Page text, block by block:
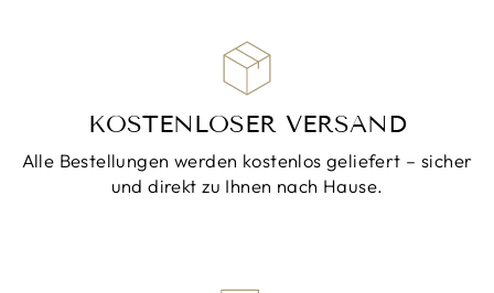
KOSTENLOSER VERSAND
Alle Bestellungen werden kostenlos geliefert – sicher
und direkt zu Ihnen nach Hause.